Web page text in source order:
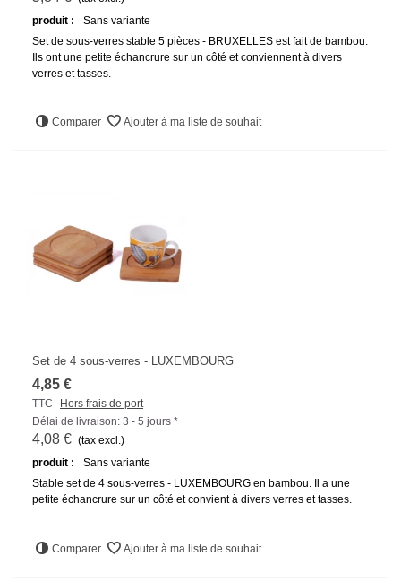
produit :
Sans variante
Set de sous-verres stable 5 pièces - BRUXELLES est fait de bambou.
Ils ont une petite échancrure sur un côté et conviennent à divers
verres et tasses.
Comparer Ajouter à ma liste de souhait
Set de 4 sous-verres - LUXEMBOURG
4,85 €
TTC
Hors frais de port
Délai de livraison: 3 - 5 jours *
4,08 € (tax excl.)
produit :
Sans variante
Stable set de 4 sous-verres - LUXEMBOURG en bambou. Il a une
petite échancrure sur un côté et convient à divers verres et tasses.
Comparer Ajouter à ma liste de souhait